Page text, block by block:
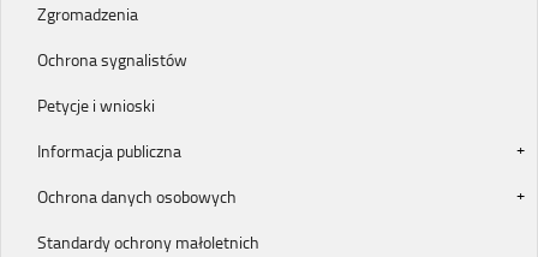
Zgromadzenia
Ochrona sygnalistów
Petycje i wnioski
Informacja publiczna
Ochrona danych osobowych
Standardy ochrony małoletnich